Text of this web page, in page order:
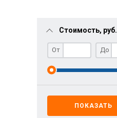
Стоимость, руб.
От До